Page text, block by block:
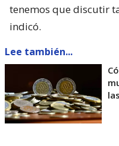
tenemos que discutir
indicó.
Lee también...